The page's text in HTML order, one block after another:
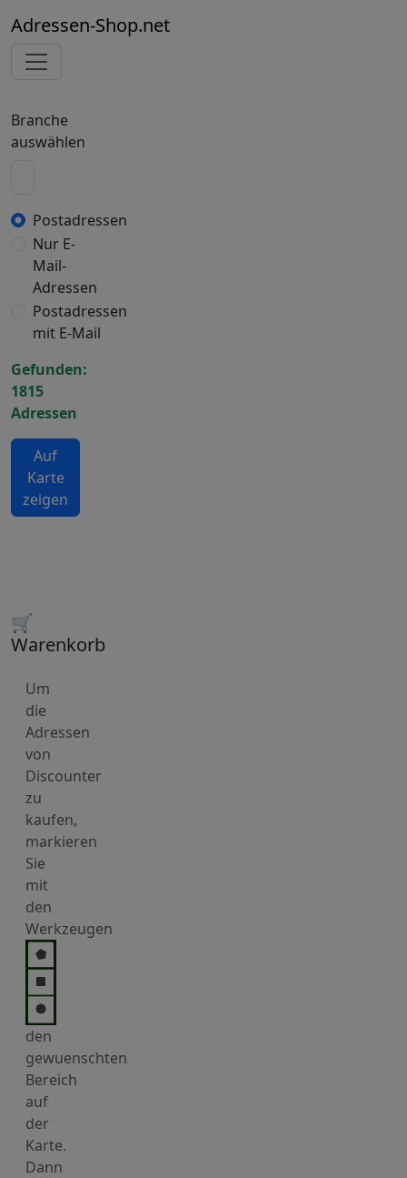
Adressen-Shop.net
Branche
auswählen
Postadressen
Nur E-
Mail-
Adressen
Postadressen
mit E-Mail
Gefunden:
1815
Adressen
Auf
Karte
zeigen
🛒
Warenkorb
Um
die
Adressen
von
Discounter
zu
kaufen,
markieren
Sie
mit
den
Werkzeugen
den
gewuenschten
Bereich
auf
der
Karte.
Dann